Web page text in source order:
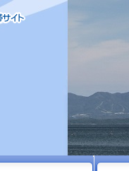
ップ携帯サイト